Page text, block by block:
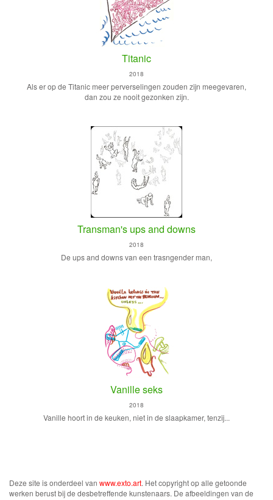
Titanic
2018
Als er op de Titanic meer perverselingen zouden zijn meegevaren,
dan zou ze nooit gezonken zijn.
Transman's ups and downs
2018
De ups and downs van een trasngender man,
Vanille seks
2018
Vanille hoort in de keuken, niet in de slaapkamer, tenzij...
Deze site is onderdeel van www.exto.art. Het copyright op alle getoonde
werken berust bij de desbetreffende kunstenaars. De afbeeldingen van de